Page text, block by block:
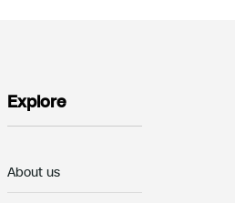
Explore
About us